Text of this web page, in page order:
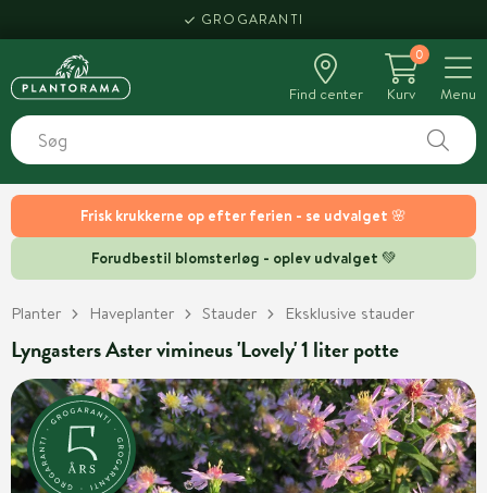
Frisk krukkerne op efter ferien - se udvalget 🌸
Forudbestil blomsterløg - oplev udvalget 💚
GROGARANTI
Find center
0
Kurv
Menu
Planter Haveplanter Stauder Eksklusive stauder
Lyngasters Aster vimineus 'Lovely' 1 liter potte